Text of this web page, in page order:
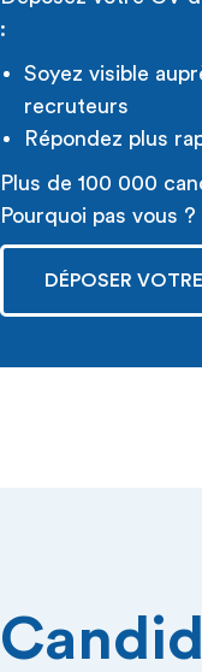
:
Soyez visible
recruteurs
Répondez plus
Plus de 100 000
Pourquoi pas vous ?
DÉPOSER